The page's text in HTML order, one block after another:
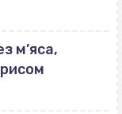
м’яса,
рисом